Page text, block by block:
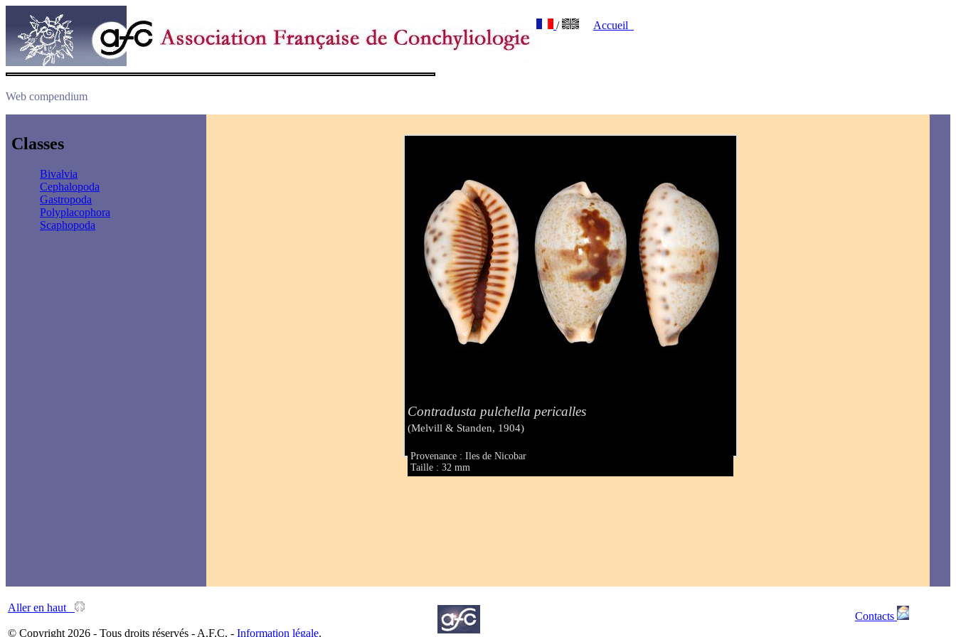
/ Accueil
Web compendium
Classes
Bivalvia
Cephalopoda
Gastropoda
Polyplacophora
Scaphopoda
Contradusta pulchella pericalles
(Melvill & Standen, 1904)
Provenance : Iles de Nicobar
Taille : 32 mm
Aller en haut
© Copyright 2026 - Tous droits réservés - A.F.C. - Information légale.
Contacts